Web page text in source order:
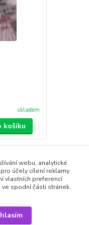
skladem
košíku
webu, analytické
účely cílení reklamy
vlastních preferencí
spodní části stránek.